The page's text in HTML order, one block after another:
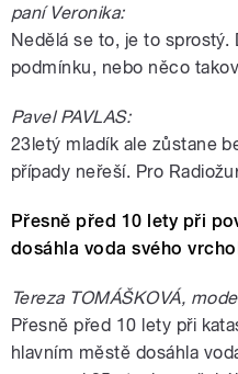
paní Veronika:
Nedělá se to, je to sprostý.
podmínku, nebo něco
Pavel PAVLAS:
23letý mladík ale zůstane
případy neřeší. Pro
Přesně před 10 lety při
dosáhla voda svého
Tereza TOMÁŠKOVÁ,
Přesně před 10 lety při
hlavním městě dosáhla